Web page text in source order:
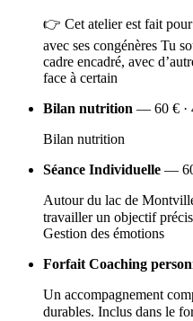
👉 Cet atelier est fait
avec ses congénères Tu
cadre encadré, avec
face à certain
Bilan nutrition — 60 € ·
Bilan nutrition
Séance Individuelle —
Autour du lac de
travailler un objectif
Gestion des émotions
Forfait Coaching
Un accompagnement
durables. Inclus dans le